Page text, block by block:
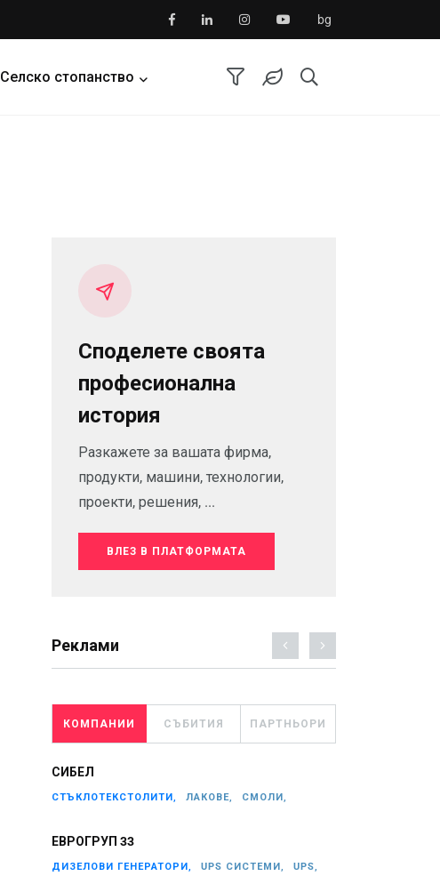
bg
Селско стопанство
Споделете своята
професионална
история
Разкажете за вашата фирма,
продукти, машини, технологии,
проекти, решения, ...
ВЛЕЗ В ПЛАТФОРМАТА
Реклами
КОМПАНИИ СЪБИТИЯ ПАРТНЬОРИ
СИБЕЛ
СТЪКЛОТЕКСТОЛИТИ, ЛАКОВЕ, СМОЛИ,
ЕВРОГРУП 33
ДИЗЕЛОВИ ГЕНЕРАТОРИ, UPS СИСТЕМИ, UPS,